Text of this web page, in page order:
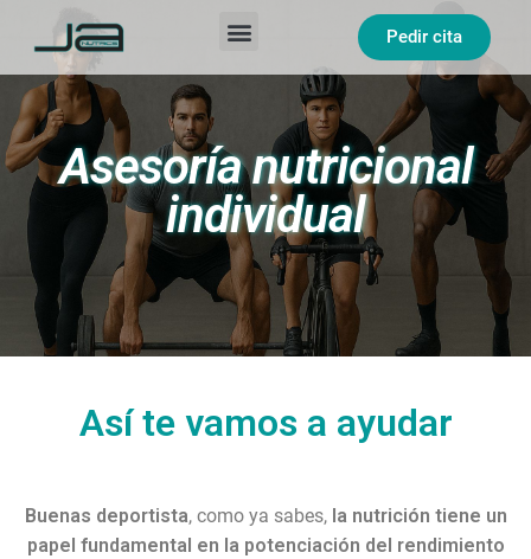
Pedir cita
Asesoría nutricional
individual
Así te vamos a ayudar
Buenas deportista, como ya sabes, la nutrición tiene un
papel fundamental en la potenciación del rendimiento